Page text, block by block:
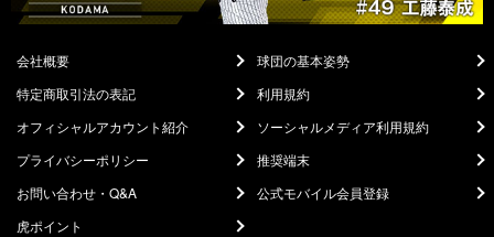
会社概要
球団の基本姿勢
特定商取引法の表記
利用規約
オフィシャルアカウント紹介
ソーシャルメディア利用規約
プライバシーポリシー
推奨端末
お問い合わせ・Q&A
公式モバイル会員登録
虎ポイント